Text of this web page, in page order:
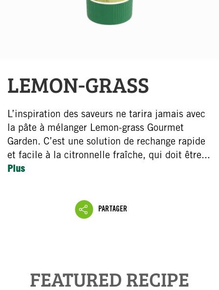
LEMON-GRASS
L’inspiration des saveurs ne tarira jamais avec
la pâte à mélanger Lemon-grass Gourmet
Garden. C’est une solution de rechange rapide
et facile à la citronnelle fraîche, qui doit être...
Plus
PARTAGER
FEATURED RECIPE